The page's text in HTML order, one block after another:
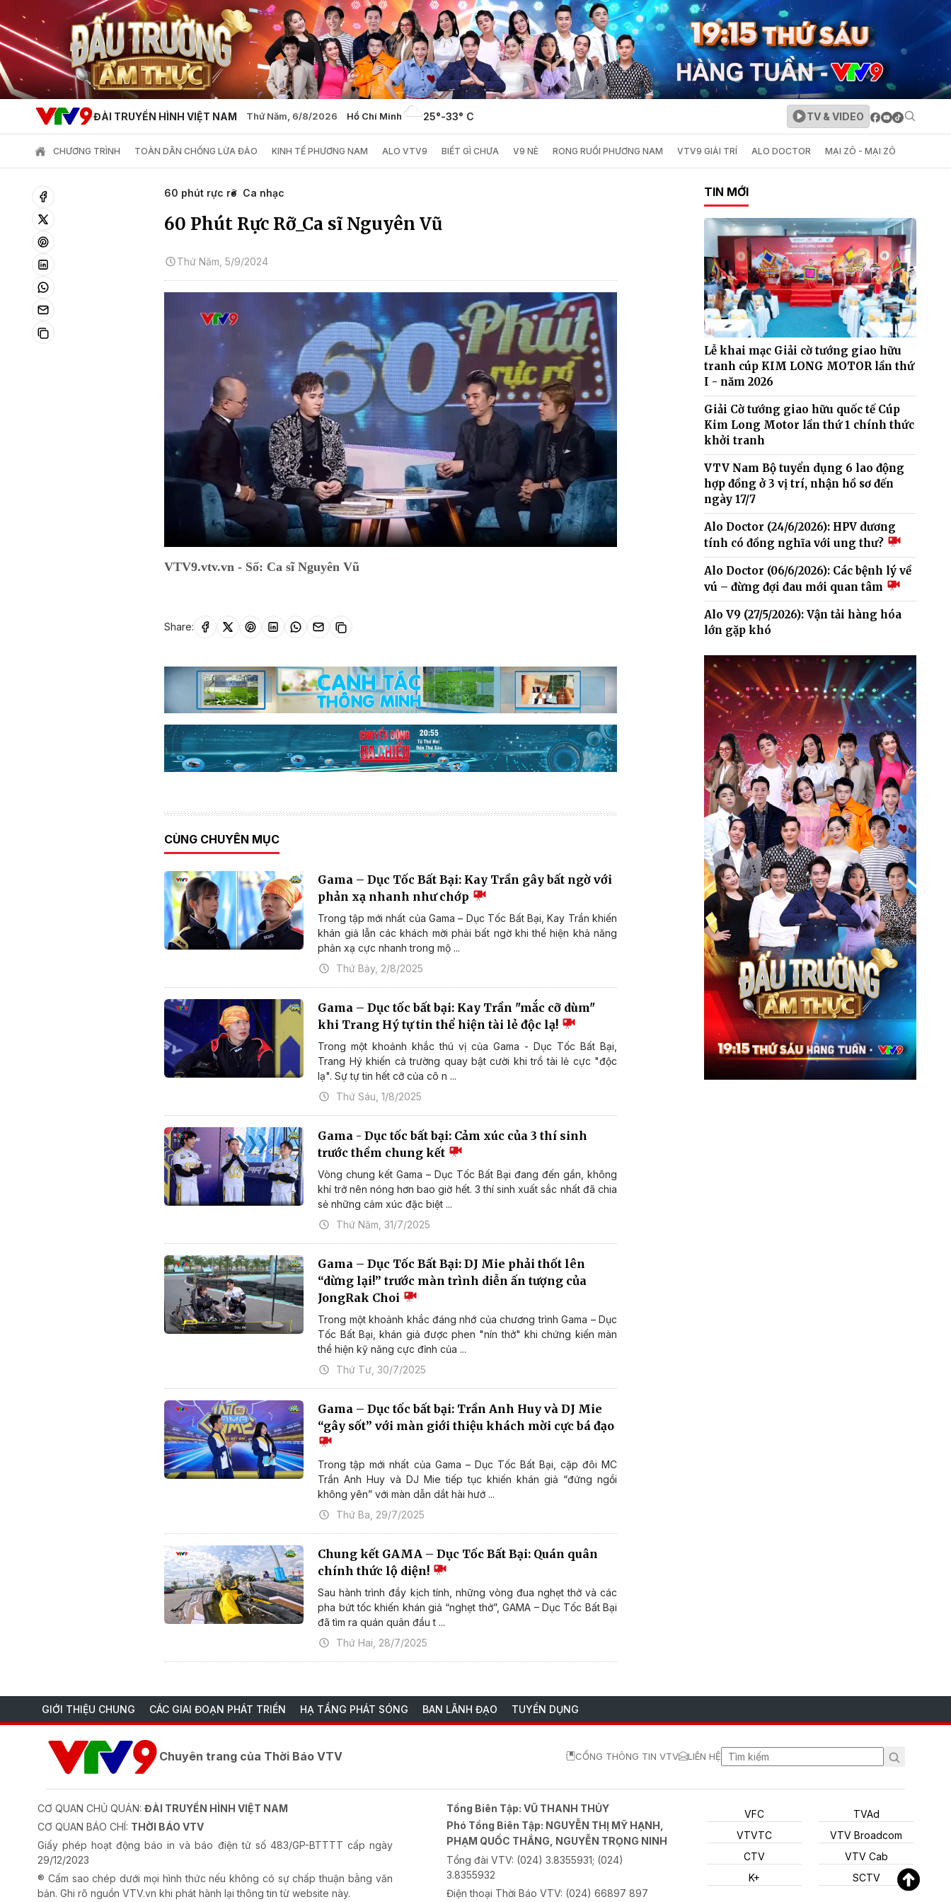
ĐÀI TRUYỀN HÌNH VIỆT NAM Thứ Năm, 6/8/2026 Hồ Chí Minh 25°-33° C TV & VIDEO
CHƯƠNG TRÌNH TOÀN DÂN CHỐNG LỪA ĐẢO KINH TẾ PHƯƠNG NAM ALO VTV9 BIẾT GÌ CHƯA V9 NÈ RONG RUỔI PHƯƠNG NAM VTV9 GIẢI TRÍ ALO DOCTOR MẠI ZÔ - MẠI ZÔ
60 phút rực rỡ Ca nhạc
60 Phút Rực Rỡ_Ca sĩ Nguyên Vũ
Thứ Năm, 5/9/2024
VTV9.vtv.vn - Số: Ca sĩ Nguyên Vũ
Share:
CÙNG CHUYÊN MỤC
Gama – Dục Tốc Bất Bại: Kay Trần gây bất ngờ với
phản xạ nhanh như chớp
Trong tập mới nhất của Gama – Dục Tốc Bất Bại, Kay Trần khiến
khán giả lẫn các khách mời phải bất ngờ khi thể hiện khả năng
phản xạ cực nhanh trong mộ ...
Thứ Bảy, 2/8/2025
Gama – Dục tốc bất bại: Kay Trần "mắc cỡ dùm"
khi Trang Hý tự tin thể hiện tài lẻ độc lạ!
Trong một khoảnh khắc thú vị của Gama - Dục Tốc Bất Bại,
Trang Hý khiến cả trường quay bật cười khi trổ tài lẻ cực "độc
lạ". Sự tự tin hết cỡ của cô n ...
Thứ Sáu, 1/8/2025
Gama - Dục tốc bất bại: Cảm xúc của 3 thí sinh
trước thềm chung kết
Vòng chung kết Gama – Dục Tốc Bất Bại đang đến gần, không
khí trở nên nóng hơn bao giờ hết. 3 thí sinh xuất sắc nhất đã chia
sẻ những cảm xúc đặc biệt ...
Thứ Năm, 31/7/2025
Gama – Dục Tốc Bất Bại: DJ Mie phải thốt lên
“dừng lại!” trước màn trình diễn ấn tượng của
JongRak Choi
Trong một khoảnh khắc đáng nhớ của chương trình Gama – Dục
Tốc Bất Bại, khán giả được phen "nín thở" khi chứng kiến màn
thể hiện kỹ năng cực đỉnh của ...
Thứ Tư, 30/7/2025
Gama – Dục tốc bất bại: Trần Anh Huy và DJ Mie
“gây sốt” với màn giới thiệu khách mời cực bá đạo
Trong tập mới nhất của Gama – Dục Tốc Bất Bại, cặp đôi MC
Trần Anh Huy và DJ Mie tiếp tục khiến khán giả “đứng ngồi
không yên” với màn dẫn dắt hài hướ ...
Thứ Ba, 29/7/2025
Chung kết GAMA – Dục Tốc Bất Bại: Quán quân
chính thức lộ diện!
Sau hành trình đầy kịch tính, những vòng đua nghẹt thở và các
pha bứt tốc khiến khán giả “nghẹt thở”, GAMA – Dục Tốc Bất Bại
đã tìm ra quán quân đầu t ...
Thứ Hai, 28/7/2025
TIN MỚI
Lễ khai mạc Giải cờ tướng giao hữu
tranh cúp KIM LONG MOTOR lần thứ
I - năm 2026
Giải Cờ tướng giao hữu quốc tế Cúp
Kim Long Motor lần thứ 1 chính thức
khởi tranh
VTV Nam Bộ tuyển dụng 6 lao động
hợp đồng ở 3 vị trí, nhận hồ sơ đến
ngày 17/7
Alo Doctor (24/6/2026): HPV dương
tính có đồng nghĩa với ung thư?
Alo Doctor (06/6/2026): Các bệnh lý về
vú – đừng đợi đau mới quan tâm
Alo V9 (27/5/2026): Vận tải hàng hóa
lớn gặp khó
GIỚI THIỆU CHUNG CÁC GIAI ĐOẠN PHÁT TRIỂN HẠ TẦNG PHÁT SÓNG BAN LÃNH ĐẠO TUYỂN DỤNG
Chuyên trang của Thời Báo VTV CỔNG THÔNG TIN VTV LIÊN HỆ
CƠ QUAN CHỦ QUẢN: ĐÀI TRUYỀN HÌNH VIỆT NAM
CƠ QUAN BÁO CHÍ: THỜI BÁO VTV
Giấy phép hoạt động báo in và báo điện tử số 483/GP-BTTTT cấp ngày
29/12/2023
® Cấm sao chép dưới mọi hình thức nếu không có sự chấp thuận bằng văn
bản. Ghi rõ nguồn VTV.vn khi phát hành lại thông tin từ website này.
Tổng Biên Tập:VŨ THANH THỦY
Phó Tổng Biên Tập: NGUYỄN THỊ MỸ HẠNH,
PHẠM QUỐC THẮNG, NGUYỄN TRỌNG NINH
Tổng đài VTV: (024) 3.8355931; (024)
3.8355932
Điện thoại Thời Báo VTV: (024) 66897 897
VFC
VTVTC
CTV
K+
TVAd
VTV Broadcom
VTV Cab
SCTV